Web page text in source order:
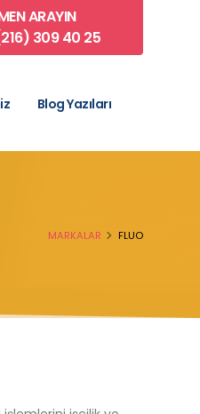
ARAYIN
309 40 25
Blog Yazıları
MARKALAR FLUO